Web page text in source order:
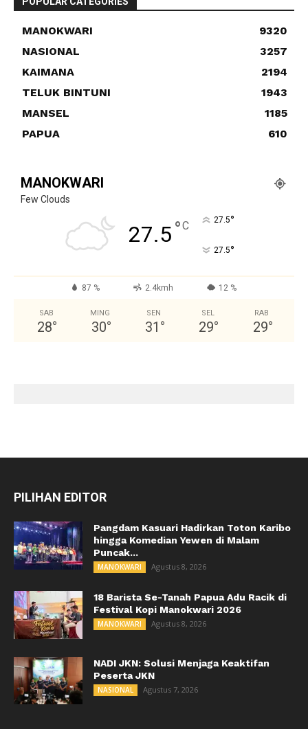
MANOKWARI
9320
NASIONAL
3257
KAIMANA
2194
TELUK BINTUNI
1943
MANSEL
1185
PAPUA
610
MANOKWARI
Few Clouds
27.5°C 27.5°
27.5°
87 % 2.4kmh 12 %
SAB
28°
MING
30°
SEN
31 °
SEL
29°
RAB
29°
PILIHAN EDITOR
Pangdam Kasuari Hadirkan Toton Karibo
hingga Komedian Yewen di Malam
Puncak...
MANOKWARI Agustus 8, 2026
18 Barista Se-Tanah Papua Adu Racik di
Festival Kopi Manokwari 2026
MANOKWARI Agustus 8, 2026
NADI JKN: Solusi Menjaga Keaktifan
Peserta JKN
NASIONAL Agustus 7, 2026